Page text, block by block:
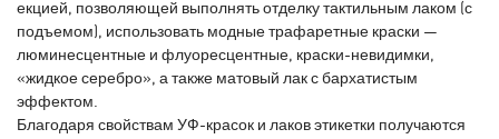
екцией, позволяющей выполнять отделку тактильным лаком (с
подъемом), использовать модные трафаретные краски —
люминесцентные и флуоресцентные, краски-невидимки,
«жидкое серебро», а также матовый лак с бархатистым
эффектом.
Благодаря свойствам УФ-красок и лаков этикетки получаются